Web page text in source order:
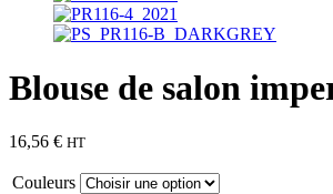
Blouse de salon
16,56 € HT
Couleurs